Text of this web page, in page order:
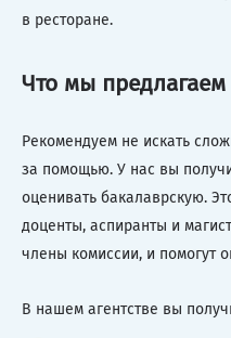
в ресторане.
Что мы предлагаем
Рекомендуем не искать
за помощью. У нас вы
оценивать бакалаврскую.
доценты, аспиранты и
члены комиссии, и помогут
В нашем агентстве вы